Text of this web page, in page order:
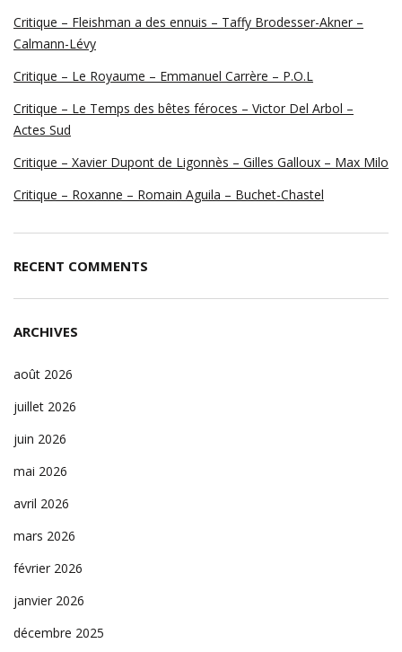
Critique – Fleishman a des ennuis – Taffy Brodesser-Akner –
Calmann-Lévy
Critique – Le Royaume – Emmanuel Carrère – P.O.L
Critique – Le Temps des bêtes féroces – Victor Del Arbol –
Actes Sud
Critique – Xavier Dupont de Ligonnès – Gilles Galloux – Max Milo
Critique – Roxanne – Romain Aguila – Buchet-Chastel
RECENT COMMENTS
ARCHIVES
août 2026
juillet 2026
juin 2026
mai 2026
avril 2026
mars 2026
février 2026
janvier 2026
décembre 2025